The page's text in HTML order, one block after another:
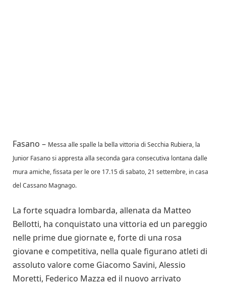
Fasano – Messa alle spalle la bella vittoria di Secchia Rubiera, la
Junior Fasano si appresta alla seconda gara consecutiva lontana dalle
mura amiche, fissata per le ore 17.15 di sabato, 21 settembre, in casa
del Cassano Magnago.
La forte squadra lombarda, allenata da Matteo
Bellotti, ha conquistato una vittoria ed un pareggio
nelle prime due giornate e, forte di una rosa
giovane e competitiva, nella quale figurano atleti di
assoluto valore come Giacomo Savini, Alessio
Moretti, Federico Mazza ed il nuovo arrivato